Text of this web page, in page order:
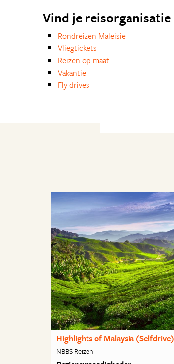
Vind je reisorganisatie
Rondreizen Maleisië
Vliegtickets
Reizen op maat
Vakantie
Fly drives
Highlights of Malaysia (Selfdrive)
NBBS Reizen